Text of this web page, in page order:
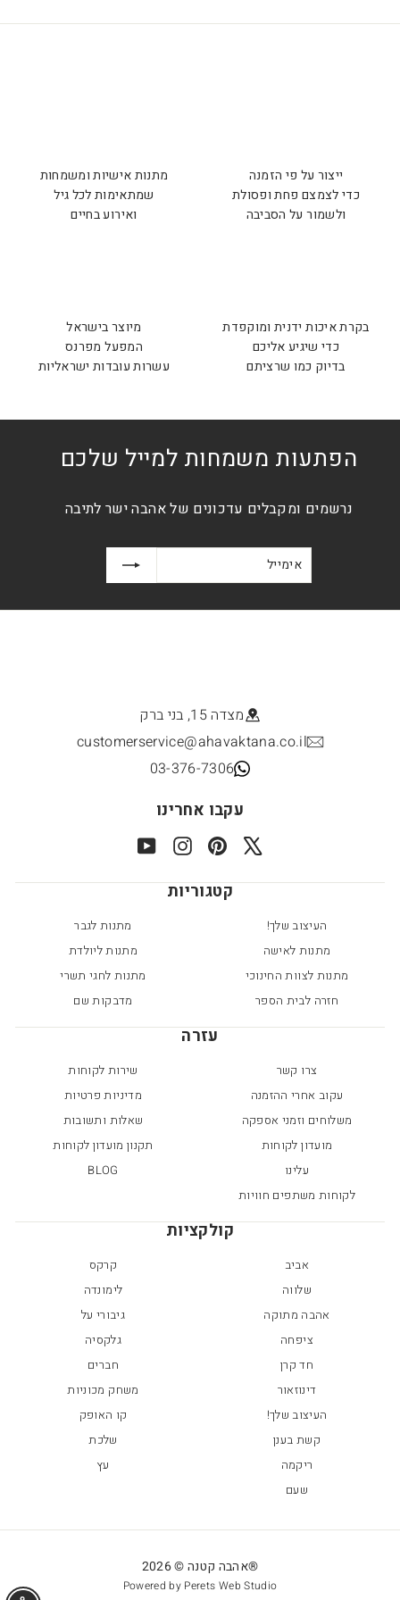
ייצור על פי הזמנה
כדי לצמצם פחת ופסולת
ולשמור על הסביבה
מתנות אישיות ומשמחות
שמתאימות לכל גיל
ואירוע בחיים
בקרת איכות ידנית ומוקפדת
כדי שיגיע אליכם
בדיוק כמו שרציתם
מיוצר בישראל
המפעל מפרנס
עשרות עובדות ישראליות
הפתעות משמחות למייל שלכם
נרשמים ומקבלים עדכונים של אהבה ישר לתיבה
מצדה 15, בני ברק
customerservice@ahavaktana.co.il
03-376-7306
עקבו אחרינו
X
Pinterest
Instagram
YouTube
קטגוריות
העיצוב שלך!
מתנות לגבר
מתנות לאישה
מתנות ליולדת
מתנות לצוות החינוכי
מתנות לחגי תשרי
חזרה לבית הספר
מדבקות שם
עזרה
צרו קשר
שירות לקוחות
עקוב אחרי ההזמנה
מדיניות פרטיות
משלוחים וזמני אספקה
שאלות ותשובות
מועדון לקוחות
תקנון מועדון לקוחות
עלינו
BLOG
לקוחות משתפים חוויות
קולקציות
אביב
קרקס
שלווה
לימונדה
אהבה מתוקה
גיבורי על
ציפחה
גלקסיה
חד קרן
חברים
דינוזאור
משחק מכוניות
העיצוב שלך!
קו האופק
קשת בענן
שלכת
ריקמה
עץ
שעם
®אהבה קטנה © 2026
Powered by Perets Web Studio